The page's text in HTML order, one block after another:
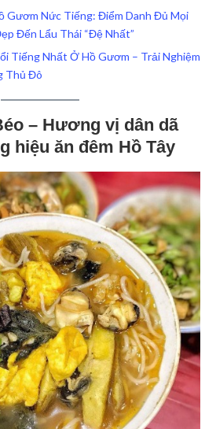
Gươm Nức Tiếng: Điểm Danh Đủ Mọi
Đến Lẩu Thái “Đệ Nhất”
Tiếng Nhất Ở Hồ Gươm – Trải Nghiệm
Thủ Đô
– Hương vị dân dã
hiệu ăn đêm Hồ Tây